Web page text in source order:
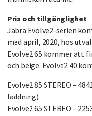
Pris och tillgänglighet
Jabra Evolve2-serien
med april, 2020, hos
Evolve2 65 kommer att
och beige. Evolve2 40
Evolve2 85 STEREO –
laddning)
Evolve2 65 STEREO –